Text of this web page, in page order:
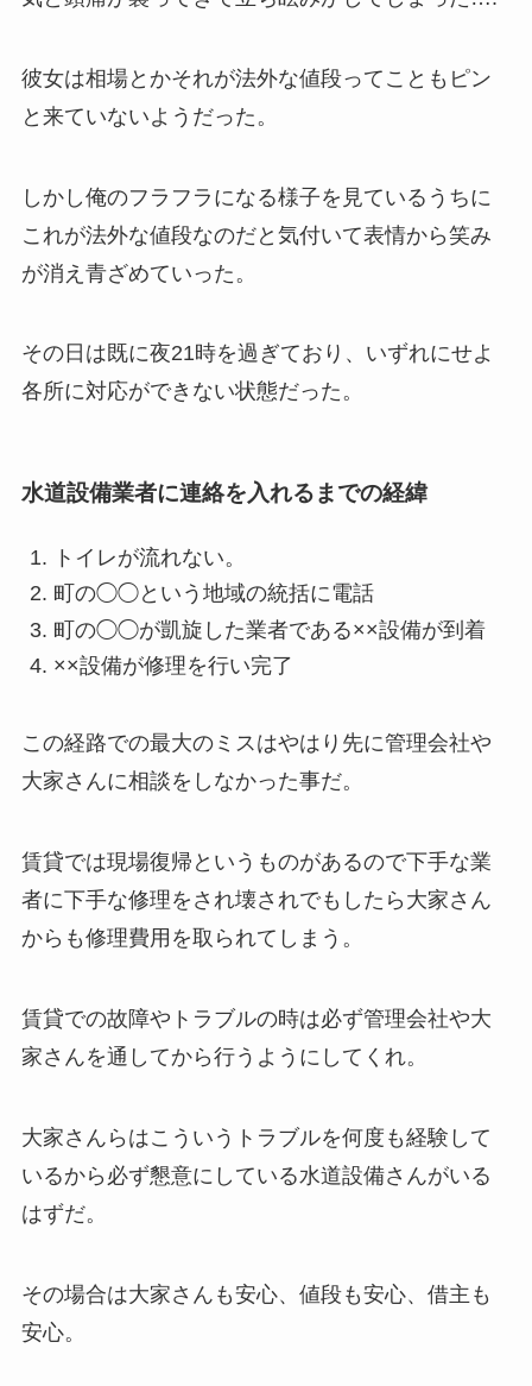
彼女は相場とかそれが法外な値段ってこともピン
と来ていないようだった。
しかし俺のフラフラになる様子を見ているうちに
これが法外な値段なのだと気付いて表情から笑み
が消え青ざめていった。
その日は既に夜21時を過ぎており、いずれにせよ
各所に対応ができない状態だった。
水道設備業者に連絡を入れるまでの経緯
トイレが流れない。
町の◯◯という地域の統括に電話
町の◯◯が凱旋した業者である××設備が到着
××設備が修理を行い完了
この経路での最大のミスはやはり先に管理会社や
大家さんに相談をしなかった事だ。
賃貸では現場復帰というものがあるので下手な業
者に下手な修理をされ壊されでもしたら大家さん
からも修理費用を取られてしまう。
賃貸での故障やトラブルの時は必ず管理会社や大
家さんを通してから行うようにしてくれ。
大家さんらはこういうトラブルを何度も経験して
いるから必ず懇意にしている水道設備さんがいる
はずだ。
その場合は大家さんも安心、値段も安心、借主も
安心。